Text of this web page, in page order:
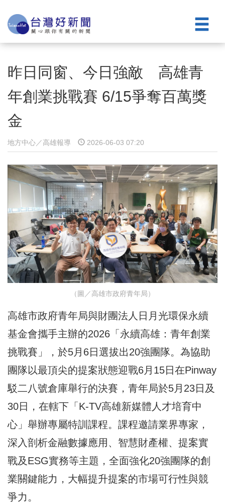
昨日同窗、今日強敵 高雄青
年創業挑戰賽 6/15爭奪百萬獎
金
地方中心／高雄報導 2026-06-03 07:20
（圖／高雄市政府青年局）
高雄市政府青年局與財團法人日月光環保永續
基金會攜手主辦的2026「永續高雄：青年創業
挑戰賽」，於5月6日選拔出20強團隊。為協助
團隊以最頂尖的提案狀態迎戰6月15日在Pinway
駁二八號倉庫舉行的決賽，青年局於5月23日及
30日，在轄下「K-TV高雄新媒體人才培育中
心」舉辦專屬特訓課程。課程邀請業界專家，
深入剖析金融數據應用、智慧財產權、提案實
戰及ESG實務等主題，全面強化20強團隊的創
業關鍵能力，大幅提升提案的市場可行性與競
爭力。